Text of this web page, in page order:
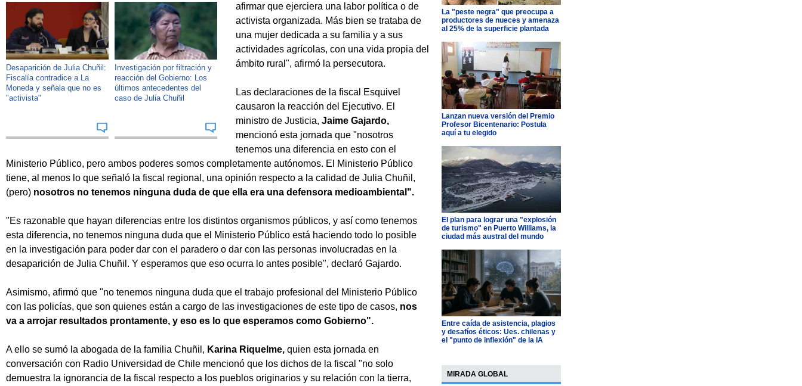
Desaparición de Julia Chuñil:
Fiscalía contradice a La
Moneda y señala que no es
"activista"
Investigación por filtración y
reacción del Gobierno: Los
últimos antecedentes del
caso de Julia Chuñil
afirmar que ejerciera una labor política o de
activista organizada. Más bien se trataba de
una mujer dedicada a su familia y a sus
actividades agrícolas, con una vida propia del
ámbito rural", afirmó la persecutora.
Las declaraciones de la fiscal Esquivel
causaron la reacción del Ejecutivo. El
ministro de Justicia, Jaime Gajardo,
mencionó esta jornada que "nosotros
tenemos una diferencia en esto con el
Ministerio Público, pero ambos poderes somos completamente autónomos. El Ministerio Público
tiene, al menos lo que señaló la fiscal regional, una opinión respecto a la calidad de Julia Chuñil,
(pero) nosotros no tenemos ninguna duda de que ella era una defensora medioambiental".
"Es razonable que hayan diferencias entre los distintos organismos públicos, y así como tenemos
esta diferencia, no tenemos ninguna duda que el Ministerio Público está haciendo todo lo posible
en la investigación para poder dar con el paradero o dar con las personas involucradas en la
desaparición de Julia Chuñil. Y esperamos que eso ocurra lo antes posible", declaró Gajardo.
Asimismo, afirmó que "no tenemos ninguna duda que el trabajo profesional del Ministerio Público
con las policías, que son quienes están a cargo de las investigaciones de este tipo de casos, nos
va a arrojar resultados prontamente, y eso es lo que esperamos como Gobierno".
A ello se sumó la abogada de la familia Chuñil, Karina Riquelme, quien esta jornada en
conversación con Radio Universidad de Chile mencionó que los dichos de la fiscal "no solo
demuestra la ignorancia de la fiscal respecto a los pueblos originarios y su relación con la tierra,
La "peste negra" que preocupa a
productores de nueces y amenaza
al 25% de la superficie plantada
Lanzan nueva versión del Premio
Profesor Bicentenario: Postula
aquí a tu elegido
El plan para lograr una "explosión
de turismo" en Puerto Williams, la
ciudad más austral del mundo
Entre caída de asistencia, plagios
y desafíos éticos: Ues. chilenas y
el "punto de inflexión" de la IA
MIRADA GLOBAL